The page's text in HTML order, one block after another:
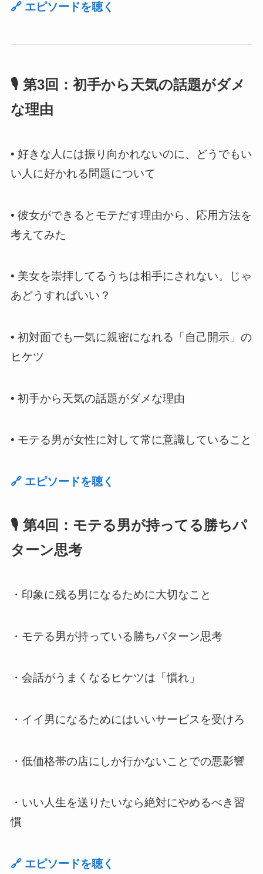
🔗 エピソードを聴く
🎙️ 第3回：初手から天気の話題がダメ
な理由
• 好きな人には振り向かれないのに、どうでもい
い人に好かれる問題について
• 彼女ができるとモテだす理由から、応用方法を
考えてみた
• 美女を崇拝してるうちは相手にされない。じゃ
あどうすればいい？
• 初対面でも一気に親密になれる「自己開示」の
ヒケツ
• 初手から天気の話題がダメな理由
• モテる男が女性に対して常に意識していること
🔗 エピソードを聴く
🎙️ 第4回：モテる男が持ってる勝ちパ
ターン思考
・印象に残る男になるために大切なこと
・モテる男が持っている勝ちパターン思考
・会話がうまくなるヒケツは「慣れ」
・イイ男になるためにはいいサービスを受けろ
・低価格帯の店にしか行かないことでの悪影響
・いい人生を送りたいなら絶対にやめるべき習
慣
🔗 エピソードを聴く